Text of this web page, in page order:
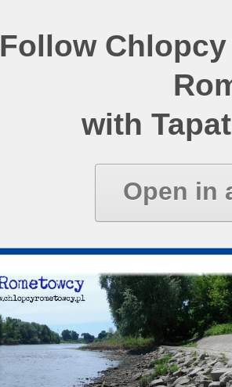
Follow
with
Open in